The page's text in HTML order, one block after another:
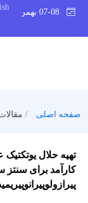
صفحه اصلی
تهیه حلال یوتکتیک
کارآمد برای